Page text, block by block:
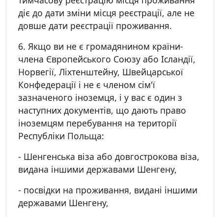
діє до дати зміни місця реєстрації, але не
довше дати реєстрації проживання.
6. Якщо ви не є громадянином країни-
члена Європейського Союзу або Ісландії,
Норвегії, Ліхтенштейну, Швейцарської
Конфедерації і не є членом сім'ї
зазначеного іноземця, і у вас є один з
наступних документів, що дають право
іноземцям перебування на території
Республіки Польща:
- Шенгенська віза або довгострокова віза,
видана іншими державами Шенгену,
- посвідки на проживання, видані іншими
державами Шенгену,